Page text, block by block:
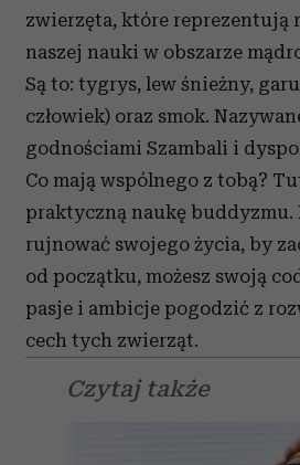
zwierzęta, które reprezentują
naszej nauki w obszarze
Są to: tygrys, lew śnieżny,
człowiek) oraz smok.
godnościami Szambali i
Co mają wspólnego z tobą?
praktyczną naukę buddyzmu.
rujnować swojego życia, by
od początku, możesz swoją
pasje i ambicje pogodzić z
cech tych zwierząt.
Czytaj także